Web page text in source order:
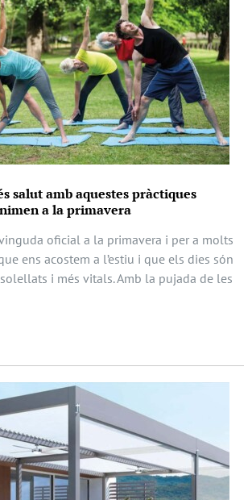
salut amb aquestes pràctiques
a la primavera
oficial a la primavera i per a molts
ens acostem a l’estiu i que els dies són
i més vitals. Amb la pujada de les